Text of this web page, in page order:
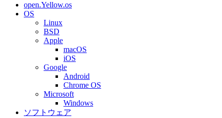
open.Yellow.os
OS
Linux
BSD
Apple
macOS
iOS
Google
Android
Chrome OS
Microsoft
Windows
ソフトウェア